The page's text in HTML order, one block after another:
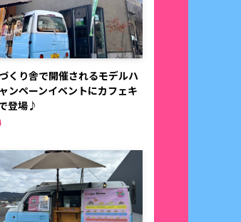
くり舎で開催されるモデルハ
ンペーンイベントにカフェキ
登場♪